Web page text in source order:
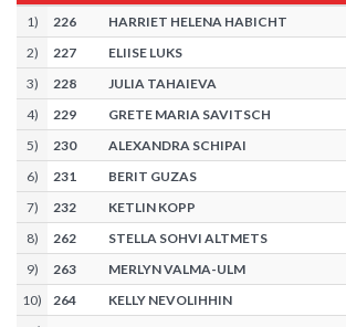
1) 226
HARRIET HELENA HABICHT
2) 227
ELIISE LUKS
3) 228
JULIA TAHAIEVA
4) 229
GRETE MARIA SAVITSCH
5) 230
ALEXANDRA SCHIPAI
6) 231
BERIT GUZAS
7) 232
KETLIN KOPP
8) 262
STELLA SOHVI ALTMETS
9) 263
MERLYN VALMA-ULM
10) 264
KELLY NEVOLIHHIN